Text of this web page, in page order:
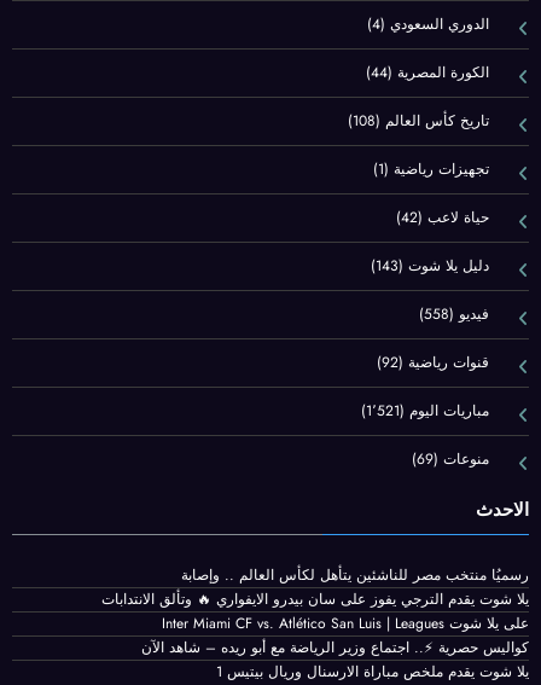
الدوري السعودي(4)
الكورة المصرية(44)
تاريخ كأس العالم(108)
تجهيزات رياضية(1)
حياة لاعب(42)
دليل يلا شوت(143)
فيديو (558)
قنوات رياضية(92)
مباريات اليوم(1٬521)
منوعات(69)
الاحدث
رسميُا منتخب مصر للناشئين يتأهل لكأس العالم .. وإصابة
يلا شوت يقدم الترجي يفوز على سان بيدرو الايفواري 🔥 وتألق الانتدابات
على يلا شوت Inter Miami CF vs. Atlético San Luis | Leagues
كواليس حصرية ⚡.. اجتماع وزير الرياضة مع أبو ريده – شاهد الآن
يلا شوت يقدم ملخص مباراة الارسنال وريال بيتيس 1